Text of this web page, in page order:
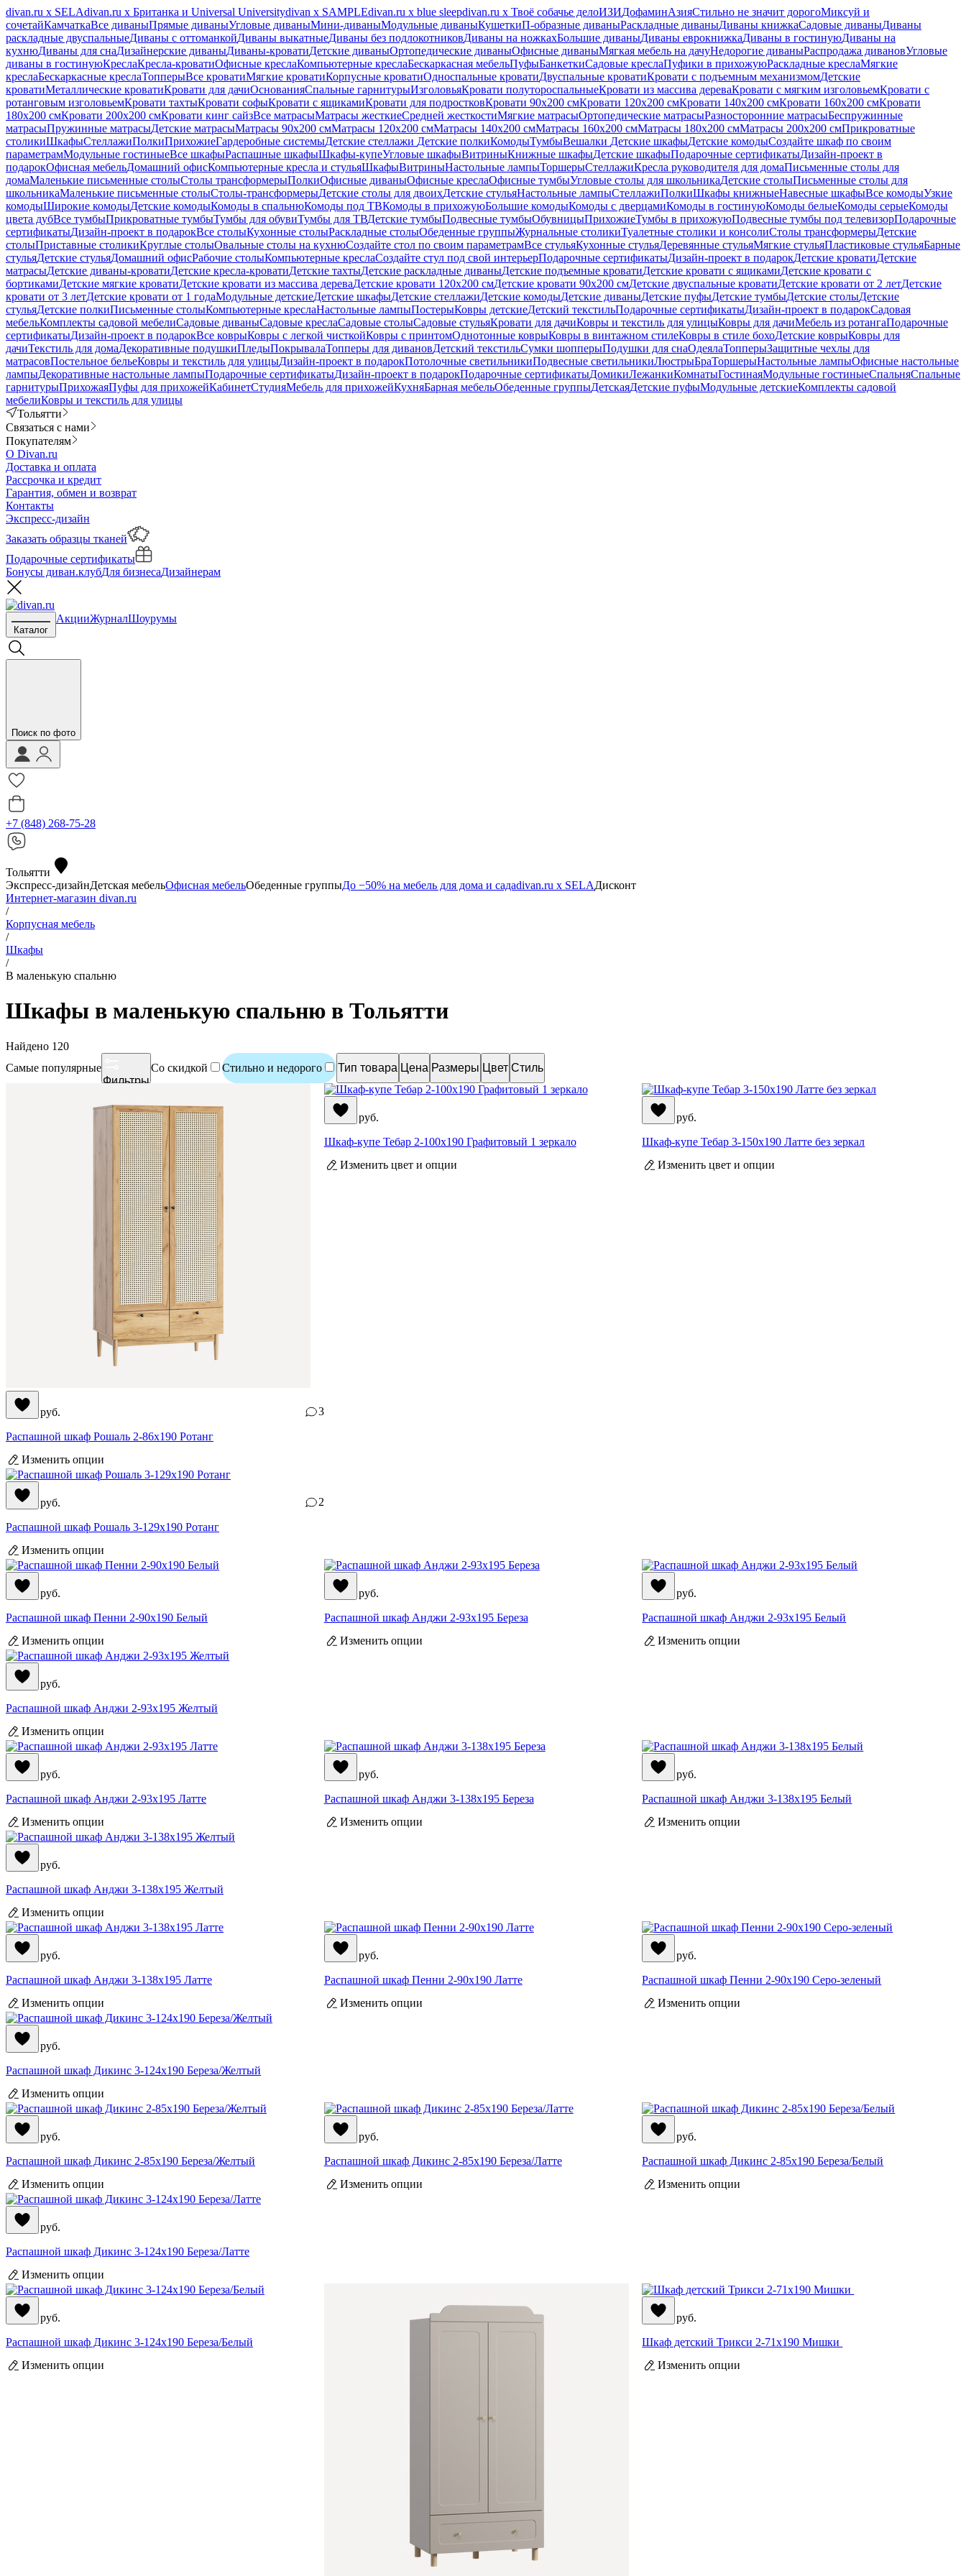
divan.ru х SELAdivan.ru х Британка и Universal Universitydivan х SAMPLEdivan.ru х blue sleepdivan.ru х Твоё собачье делоИЗИДофаминАзияСтильно не значит дорогоМиксуй и
сочетайКамчаткаВсе диваныПрямые диваныУгловые диваныМини-диваныМодульные диваныКушеткиП-образные диваныРаскладные диваныДиваны книжкаСадовые диваныДиваны
раскладные двуспальныеДиваны с оттоманкойДиваны выкатныеДиваны без подлокотниковДиваны на ножкахБольшие диваныДиваны еврокнижкаДиваны в гостинуюДиваны на
кухнюДиваны для снаДизайнерские диваныДиваны-кроватиДетские диваныОртопедические диваныОфисные диваныМягкая мебель на дачуНедорогие диваныРаспродажа дивановУгловые
диваны в гостинуюКреслаКресла-кроватиОфисные креслаКомпьютерные креслаБескаркасная мебельПуфыБанкеткиСадовые креслаПуфики в прихожуюРаскладные креслаМягкие
креслаБескаркасные креслаТопперыВсе кроватиМягкие кроватиКорпусные кроватиОдноспальные кроватиДвуспальные кроватиКровати с подъемным механизмомДетские
кроватиМеталлические кроватиКровати для дачиОснованияСпальные гарнитурыИзголовьяКровати полутороспальныеКровати из массива дереваКровати с мягким изголовьемКровати с
ротанговым изголовьемКровати тахтыКровати софыКровати с ящикамиКровати для подростковКровати 90х200 смКровати 120x200 смКровати 140x200 смКровати 160x200 смКровати
180x200 смКровати 200x200 смКровати кинг сайзВсе матрасыМатрасы жесткиеСредней жесткостиМягкие матрасыОртопедические матрасыРазносторонние матрасыБеспружинные
матрасыПружинные матрасыДетские матрасыМатрасы 90х200 смМатрасы 120х200 смМатрасы 140х200 смМатрасы 160x200 смМатрасы 180х200 смМатрасы 200х200 смПрикроватные
столикиШкафыСтеллажиПолкиПрихожиеГардеробные системыДетские стеллажи Детские полкиКомодыТумбыВешалки Детские шкафыДетские комодыСоздайте шкаф по своим
параметрамМодульные гостиныеВсе шкафыРаспашные шкафыШкафы-купеУгловые шкафыВитриныКнижные шкафыДетские шкафыПодарочные сертификатыДизайн-проект в
подарокОфисная мебельДомашний офисКомпьютерные кресла и стульяШкафыВитриныНастольные лампыТоршерыСтеллажиКресла руководителя для домаПисьменные столы для
домаМаленькие письменные столыСтолы трансформерыПолкиОфисные диваныОфисные креслаОфисные тумбыУгловые столы для школьникаДетские столыПисьменные столы для
школьникаМаленькие письменные столыСтолы-трансформерыДетские столы для двоихДетские стульяНастольные лампыСтеллажиПолкиШкафы книжныеНавесные шкафыВсе комодыУзкие
комодыШирокие комодыДетские комодыКомоды в спальнюКомоды под ТВКомоды в прихожуюБольшие комодыКомоды с дверцамиКомоды в гостинуюКомоды белыеКомоды серыеКомоды
цвета дубВсе тумбыПрикроватные тумбыТумбы для обувиТумбы для ТВДетские тумбыПодвесные тумбыОбувницыПрихожиеТумбы в прихожуюПодвесные тумбы под телевизорПодарочные
сертификатыДизайн-проект в подарокВсе столыКухонные столыРаскладные столыОбеденные группыЖурнальные столикиТуалетные столики и консолиСтолы трансформерыДетские
столыПриставные столикиКруглые столыОвальные столы на кухнюСоздайте стол по своим параметрамВсе стульяКухонные стульяДеревянные стульяМягкие стульяПластиковые стульяБарные
стульяДетские стульяДомашний офисРабочие столыКомпьютерные креслаСоздайте стул под свой интерьерПодарочные сертификатыДизайн-проект в подарокДетские кроватиДетские
матрасыДетские диваны-кроватиДетские кресла-кроватиДетские тахтыДетские раскладные диваныДетские подъемные кроватиДетские кровати с ящикамиДетские кровати с
бортикамиДетские мягкие кроватиДетские кровати из массива дереваДетские кровати 120х200 смДетские кровати 90х200 смДетские двуспальные кроватиДетские кровати от 2 летДетские
кровати от 3 летДетские кровати от 1 годаМодульные детскиеДетские шкафыДетские стеллажиДетские комодыДетские диваныДетские пуфыДетские тумбыДетские столыДетские
стульяДетские полкиПисьменные столыКомпьютерные креслаНастольные лампыПостерыКовры детскиеДетский текстильПодарочные сертификатыДизайн-проект в подарокСадовая
мебельКомплекты садовой мебелиСадовые диваныСадовые креслаСадовые столыСадовые стульяКровати для дачиКовры и текстиль для улицыКовры для дачиМебель из ротангаПодарочные
сертификатыДизайн-проект в подарокВсе коврыКовры с легкой чисткойКовры с принтомОднотонные коврыКовры в винтажном стилеКовры в стиле бохоДетские коврыКовры для
дачиТекстиль для домаДекоративные подушкиПледыПокрывалаТопперы для дивановДетский текстильСумки шопперыПодушки для снаОдеялаТопперыЗащитные чехлы для
матрасовПостельное бельеКовры и текстиль для улицыДизайн-проект в подарокПотолочные светильникиПодвесные светильникиЛюстрыБраТоршерыНастольные лампыОфисные настольные
лампыДекоративные настольные лампыПодарочные сертификатыДизайн-проект в подарокПодарочные сертификатыДомикиЛежанкиКомнатыГостинаяМодульные гостиныеСпальняСпальные
гарнитурыПрихожаяПуфы для прихожейКабинетСтудияМебель для прихожейКухняБарная мебельОбеденные группыДетскаяДетские пуфыМодульные детскиеКомплекты садовой
мебелиКовры и текстиль для улицы
Тольятти
Связаться с нами
Покупателям
О Divan.ru
Доставка и оплата
Рассрочка и кредит
Гарантия, обмен и возврат
Контакты
Экспресс-дизайн
Заказать образцы тканей
Подарочные сертификаты
Бонусы диван.клубДля бизнесаДизайнерам
Каталог
АкцииЖурналШоурумы
Поиск по фото
+7 (848) 268-75-28
Тольятти
Экспресс-дизайнДетская мебельОфисная мебельОбеденные группыДо −50% на мебель для дома и садаdivan.ru х SELAДисконт
Интернет-магазин divan.ru
/
Корпусная мебель
/
Шкафы
/
В маленькую спальню
Шкафы в маленькую спальню в Тольятти
Найдено 120
Самые популярные
Фильтры
Со скидкой Стильно и недорого Тип товара Цена Размеры Цвет Стиль
59 990 руб. 3
Распашной шкаф Рошаль 2-86x190 Ротанг
Изменить опции
35 990
руб.
Шкаф-купе Тебар 2-100x190 Графитовый 1 зеркало
Изменить цвет и опции
41 990
руб.
Шкаф-купе Тебар 3-150x190 Латте без зеркал
Изменить цвет и опции
83 990 руб. 2
Распашной шкаф Рошаль 3-129x190 Ротанг
Изменить опции
26 390
руб.
Распашной шкаф Пенни 2-90x190 Белый
Изменить опции
56 390
руб.
Распашной шкаф Анджи 2-93x195 Береза
Изменить опции
56 390
руб.
Распашной шкаф Анджи 2-93x195 Белый
Изменить опции
56 390
руб.
Распашной шкаф Анджи 2-93x195 Желтый
Изменить опции
56 390
руб.
Распашной шкаф Анджи 2-93x195 Латте
Изменить опции
71 990
руб.
Распашной шкаф Анджи 3-138x195 Береза
Изменить опции
71 990
руб.
Распашной шкаф Анджи 3-138x195 Белый
Изменить опции
71 990
руб.
Распашной шкаф Анджи 3-138x195 Желтый
Изменить опции
71 990
руб.
Распашной шкаф Анджи 3-138x195 Латте
Изменить опции
26 390
руб.
Распашной шкаф Пенни 2-90x190 Латте
Изменить опции
26 390
руб.
Распашной шкаф Пенни 2-90x190 Серо-зеленый
Изменить опции
44 390
руб.
Распашной шкаф Дикинс 3-124x190 Береза/Желтый
Изменить опции
33 590
руб.
Распашной шкаф Дикинс 2-85x190 Береза/Желтый
Изменить опции
33 590
руб.
Распашной шкаф Дикинс 2-85x190 Береза/Латте
Изменить опции
33 590
руб.
Распашной шкаф Дикинс 2-85x190 Береза/Белый
Изменить опции
44 390
руб.
Распашной шкаф Дикинс 3-124x190 Береза/Латте
Изменить опции
44 390
руб.
Распашной шкаф Дикинс 3-124x190 Береза/Белый
Изменить опции
32 390
руб.
Шкаф детский Трикси 2-71x190 Мишки ​
Изменить опции